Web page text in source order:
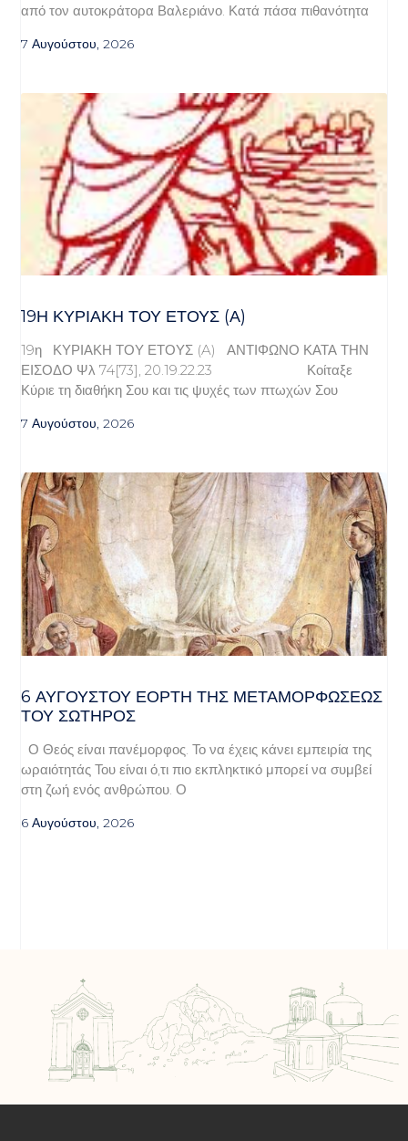
από τον αυτοκράτορα Βαλεριάνο. Κατά πάσα πιθανότητα
7 Αυγούστου, 2026
19Η ΚΥΡΙΑΚΉ ΤΟΥ ΈΤΟΥΣ (Α)
19η ΚΥΡΙΑΚΗ ΤΟΥ ΕΤΟΥΣ (A) ΑΝΤΙΦΩΝΟ ΚΑΤΑ ΤΗΝ
ΕΙΣΟΔΟ Ψλ 74[73], 20.19.22.23 Κοίταξε
Κύριε τη διαθήκη Σου και τις ψυχές των πτωχών Σου
7 Αυγούστου, 2026
6 ΑΥΓΟΥΣΤΟΥ ΕΟΡΤΗ ΤΗΣ ΜΕΤΑΜΟΡΦΩΣΕΩΣ
ΤΟΥ ΣΩΤΗΡΟΣ
Ο Θεός είναι πανέμορφος. Το να έχεις κάνει εμπειρία της
ωραιότητάς Του είναι ό,τι πιο εκπληκτικό μπορεί να συμβεί
στη ζωή ενός ανθρώπου. Ο
6 Αυγούστου, 2026